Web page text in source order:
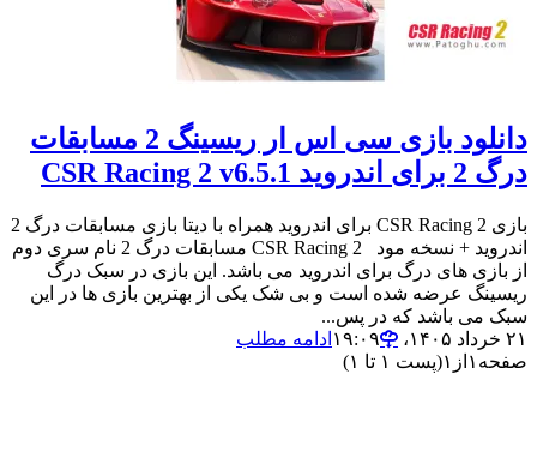
دانلود بازی سی اس ار ریسینگ 2 مسابقات
درگ 2 برای اندروید CSR Racing 2 v6.5.1
بازی CSR Racing 2 برای اندروید همراه با دیتا بازی مسابقات درگ 2
اندروید + نسخه مود CSR Racing 2 مسابقات درگ 2 نام سری دوم
از بازی های درگ برای اندروید می باشد. این بازی در سبک درگ
ریسینگ عرضه شده است و بی شک یکی از بهترین بازی ها در این
سبک می باشد که در پس...
۲۱ خرداد ۱۴۰۵،‏ ۱۹:۰۹
ادامه مطلب
صفحه ۱ از ۱(پست ۱ تا ۱)